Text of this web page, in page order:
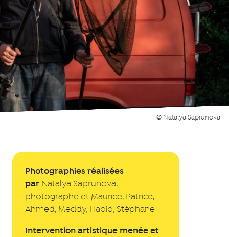
© Natalya Saprunova
Photographies réalisées
par Natalya Saprunova,
photographe et Maurice, Patrice,
Ahmed, Meddy, Habib, Stéphane
Intervention artistique menée et